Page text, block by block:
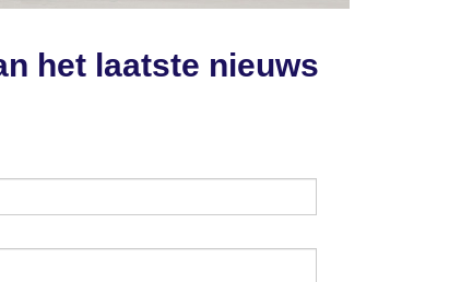
het laatste nieuws